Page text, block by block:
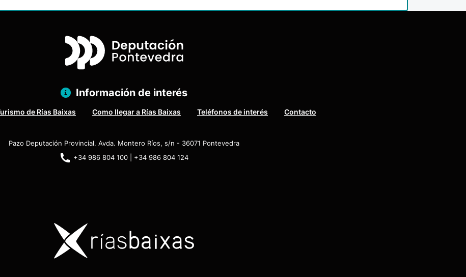
Información de interés
de Rías Baixas Como llegar a Rías Baixas Teléfonos de interés Contacto
Pazo Deputación Provincial. Avda. Montero Ríos, s/n - 36071 Pontevedra
+34 986 804 100 | +34 986 804 124